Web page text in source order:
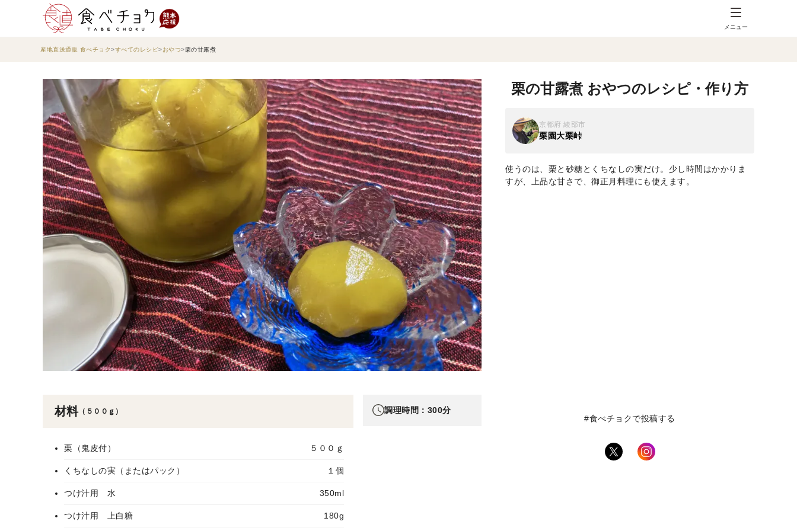
メニュー
産地直送通販 食べチョク すべてのレシピ おやつ 栗の甘露煮
栗の甘露煮 おやつのレシピ・作り方
京都府 綾部市
栗園大栗峠
使うのは、栗と砂糖とくちなしの実だけ。少し時間はかかりま
すが、上品な甘さで、御正月料理にも使えます。
材料（５００ｇ）
栗（鬼皮付） ５００ｇ
くちなしの実（またはパック） １個
つけ汁用 水 350ml
つけ汁用 上白糖 180g
調理時間：300分
#食べチョクで投稿する